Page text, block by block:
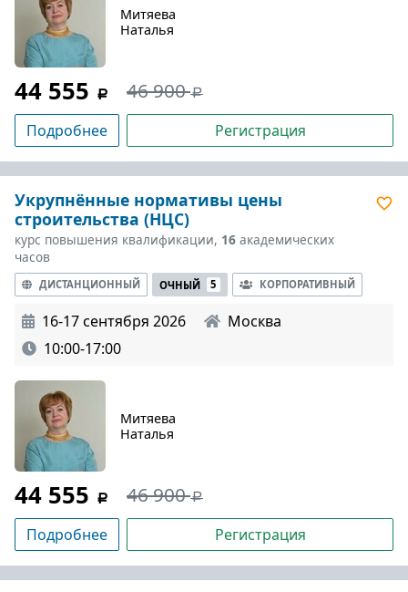
Митяева
Наталья
44 555 46 900
Подробнее Регистрация
Укрупнённые нормативы цены
строительства (НЦС)
курс повышения квалификации, 16 академических
часов
ДИСТАНЦИОННЫЙ ОЧНЫЙ 5 КОРПОРАТИВНЫЙ
16-17 сентября 2026
Москва
10:00-17:00
Митяева
Наталья
44 555 46 900
Подробнее Регистрация